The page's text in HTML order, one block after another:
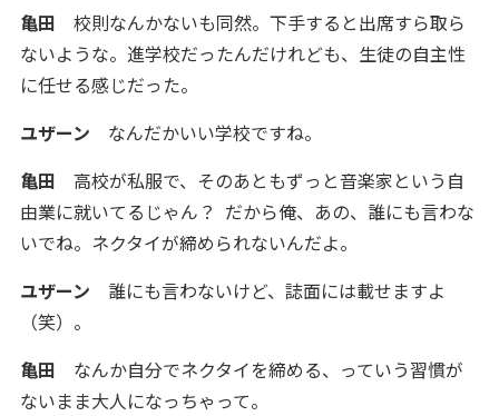
亀田 校則なんかないも同然。下手すると出席すら取ら
ないような。進学校だったんだけれども、生徒の自主性
に任せる感じだった。
ユザーン なんだかいい学校ですね。
亀田 高校が私服で、そのあともずっと音楽家という自
由業に就いてるじゃん？ だから俺、あの、誰にも言わな
いでね。ネクタイが締められないんだよ。
ユザーン 誰にも言わないけど、誌面には載せますよ
（笑）。
亀田 なんか自分でネクタイを締める、っていう習慣が
ないまま大人になっちゃって。